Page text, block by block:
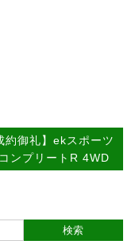
約御礼】ekスポーツ
ンプリートR 4WD